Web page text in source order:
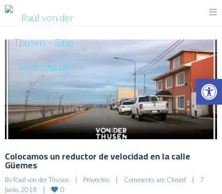
Colocamos un reductor de velocidad en la calle
Güemes
By Raúl von der Thusen | Proyectos | Comments are Closed |
7
junio, 2018
| 0